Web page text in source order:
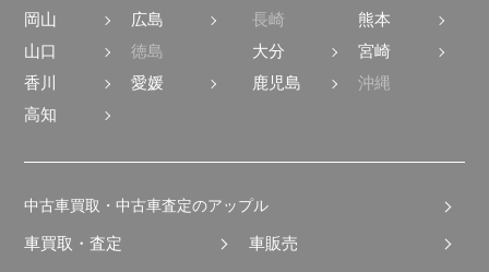
岡山
広島
山口
徳島
香川
愛媛
高知
長崎
熊本
大分
宮崎
鹿児島
沖縄
中古車買取・中古車査定のアップル
車買取・査定 車販売